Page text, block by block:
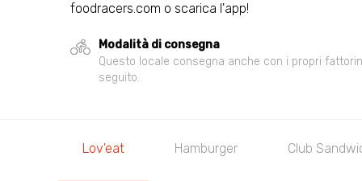
foodracers.com o scarica l'app!
Modalità di consegna
Questo locale consegna anche con i propri
seguito.
Lov'eat Hamburger Club